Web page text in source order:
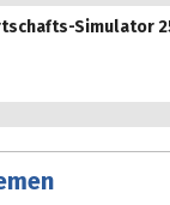
Simulator